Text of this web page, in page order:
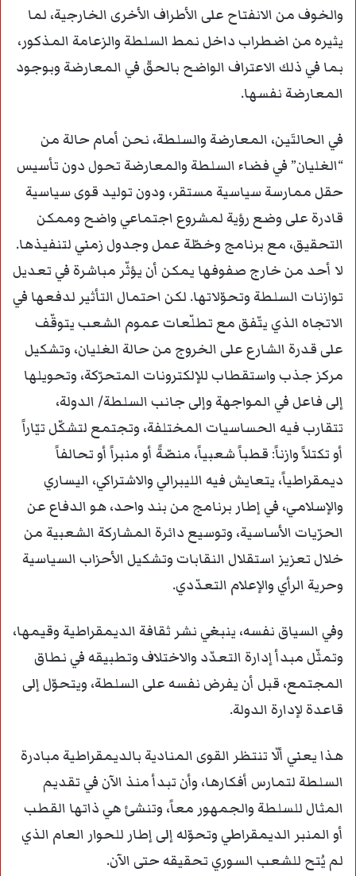
والخوف من الانفتاح على الأطراف الأخرى الخارجية، لما
يثيره من اضطراب داخل نمط السلطة والزعامة المذكور،
بما في ذلك الاعتراف الواضح بالحقّ في المعارضة وبوجود
المعارضة نفسها.
في الحالتَين، المعارضة والسلطة، نحن أمام حالة من
“الغليان” في فضاء السلطة والمعارضة تحول دون تأسيس
حقل ممارسة سياسية مستقر، ودون توليد قوى سياسية
قادرة على وضع رؤية لمشروع اجتماعي واضح وممكن
التحقيق، مع برنامج وخطّة عمل وجدول زمني لتنفيذها.
لا أحد من خارج صفوفها يمكن أن يؤثّر مباشرة في تعديل
توازنات السلطة وتحوّلاتها. لكن احتمال التأثير لدفعها في
الاتجاه الذي يتّفق مع تطلّعات عموم الشعب يتوقّف
على قدرة الشارع على الخروج من حالة الغليان، وتشكيل
مركز جذب واستقطاب للإلكترونات المتحرّكة، وتحويلها
إلى فاعل في المواجهة وإلى جانب السلطة/ الدولة،
تتقارب فيه الحساسيات المختلفة، وتجتمع لتشكّل تيّاراً
أو تكتلاً وازناً: قطباً شعبياً، منصّةً أو منبراً أو تحالفاً
ديمقراطياً، يتعايش فيه الليبرالي والاشتراكي، اليساري
والإسلامي، في إطار برنامج من بند واحد، هو الدفاع عن
الحرّيات الأساسية، وتوسيع دائرة المشاركة الشعبية من
خلال تعزيز استقلال النقابات وتشكيل الأحزاب السياسية
وحرية الرأي والإعلام التعدّدي.
وفي السياق نفسه، ينبغي نشر ثقافة الديمقراطية وقيمها،
وتمثّل مبدأ إدارة التعدّد والاختلاف وتطبيقه في نطاق
المجتمع، قبل أن يفرض نفسه على السلطة، ويتحوّل إلى
قاعدة لإدارة الدولة.
هذا يعني ألّا تنتظر القوى المنادية بالديمقراطية مبادرة
السلطة لتمارس أفكارها، وأن تبدأ منذ الآن في تقديم
المثال للسلطة والجمهور معاً، وتنشئ هي ذاتها القطب
أو المنبر الديمقراطي وتحوّله إلى إطار للحوار العام الذي
لم يُتح للشعب السوري تحقيقه حتى الآن.